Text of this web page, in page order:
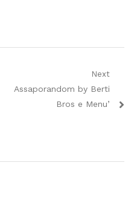
Next
Next
Assaporandom by Berti
Bros e Menu’